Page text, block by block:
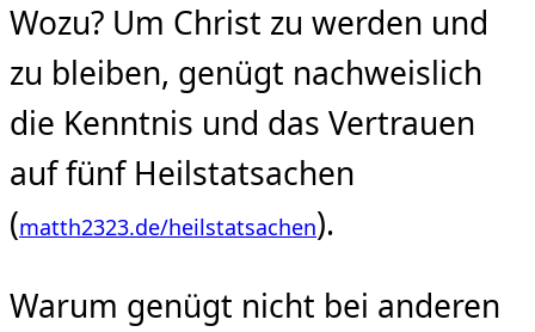
Wozu? Um Christ zu werden und
zu bleiben, genügt nachweislich
die Kenntnis und das Vertrauen
auf fünf Heilstatsachen
(matth2323.de/heilstatsachen).
Warum genügt nicht bei anderen